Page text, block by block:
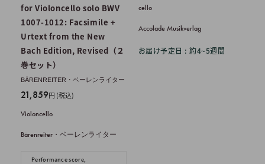
for Violoncello solo BWV
1007-1012: Facsimile +
Urtext from the New
Bach Edition, Revised（２
巻セット）
BÄRENREITER・ベーレンライター
販
価
格
21,859円 (税込)
Violoncello
Bärenreiter・ベーレンライター
Performance score,
価
格
cello
Accolade Musikverlag
お届け予定日 : 約4~5週間